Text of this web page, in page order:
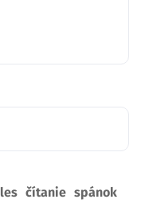
les čítanie spánok